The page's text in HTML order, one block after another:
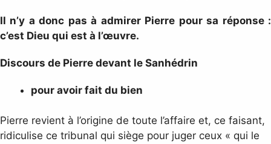
Il n’y a donc pas à admirer Pierre pour sa réponse :
c’est Dieu qui est à l’œuvre.
Discours de Pierre devant le Sanhédrin
pour avoir fait du bien
Pierre revient à l’origine de toute l’affaire et, ce faisant,
ridiculise ce tribunal qui siège pour juger ceux « qui le